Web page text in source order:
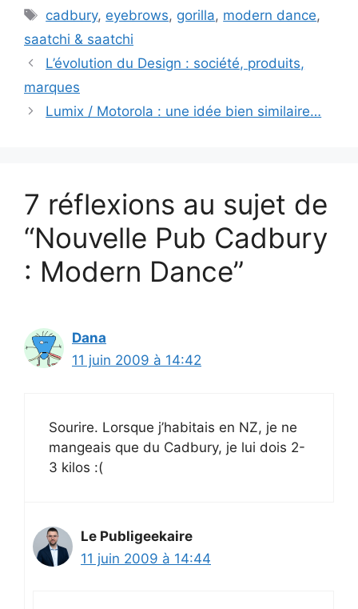
Étiquettes
cadbury, eyebrows, gorilla, modern dance,
saatchi & saatchi
L’évolution du Design : société, produits,
marques
Lumix / Motorola : une idée bien similaire…
7 réflexions au sujet de
“Nouvelle Pub Cadbury
: Modern Dance”
Dana
11 juin 2009 à 14:42
Sourire. Lorsque j’habitais en NZ, je ne
mangeais que du Cadbury, je lui dois 2-
3 kilos :(
Le Publigeekaire
11 juin 2009 à 14:44